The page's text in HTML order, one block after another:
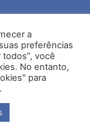
a
preferências
todos”, você
No entanto,
para